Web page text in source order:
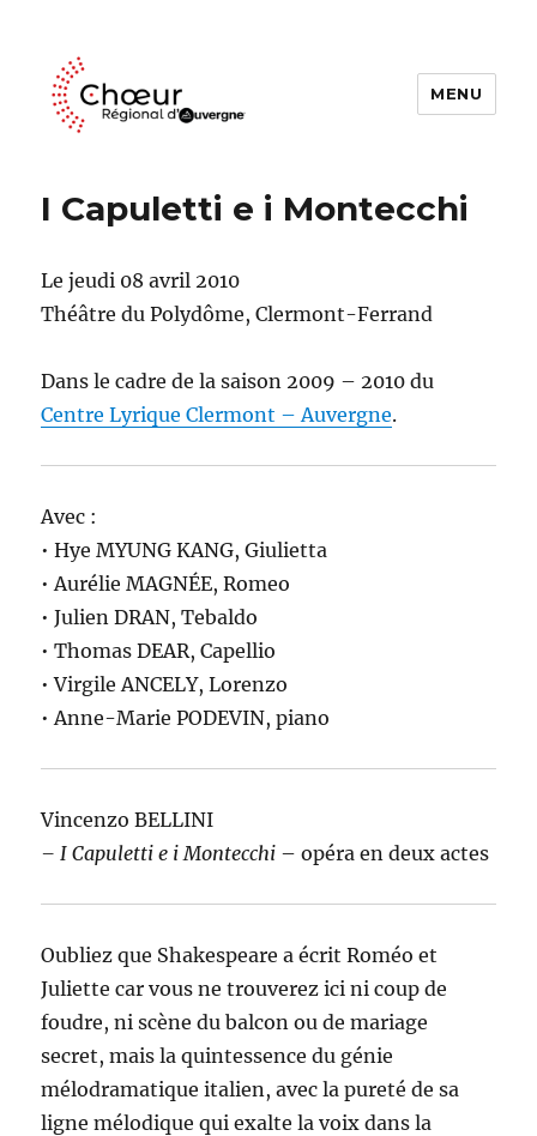
MENU
I Capuletti e i Montecchi
Le jeudi 08 avril 2010
Théâtre du Polydôme, Clermont-Ferrand
Dans le cadre de la saison 2009 – 2010 du
Centre Lyrique Clermont – Auvergne.
Avec :
• Hye MYUNG KANG, Giulietta
• Aurélie MAGNÉE, Romeo
• Julien DRAN, Tebaldo
• Thomas DEAR, Capellio
• Virgile ANCELY, Lorenzo
• Anne-Marie PODEVIN, piano
Vincenzo BELLINI
– I Capuletti e i Montecchi – opéra en deux actes
Oubliez que Shakespeare a écrit Roméo et
Juliette car vous ne trouverez ici ni coup de
foudre, ni scène du balcon ou de mariage
secret, mais la quintessence du génie
mélodramatique italien, avec la pureté de sa
ligne mélodique qui exalte la voix dans la